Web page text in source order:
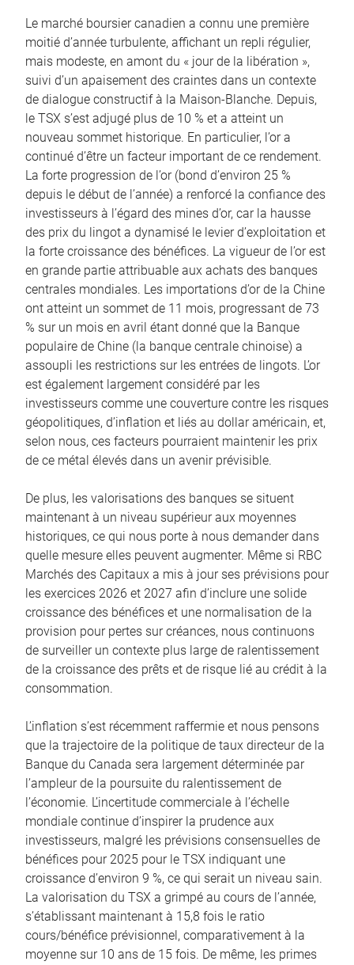
Le marché boursier canadien a connu une première
moitié d’année turbulente, affichant un repli régulier,
mais modeste, en amont du « jour de la libération »,
suivi d’un apaisement des craintes dans un contexte
de dialogue constructif à la Maison-Blanche. Depuis,
le TSX s’est adjugé plus de 10 % et a atteint un
nouveau sommet historique. En particulier, l’or a
continué d’être un facteur important de ce rendement.
La forte progression de l’or (bond d’environ 25 %
depuis le début de l’année) a renforcé la confiance des
investisseurs à l’égard des mines d’or, car la hausse
des prix du lingot a dynamisé le levier d’exploitation et
la forte croissance des bénéfices. La vigueur de l’or est
en grande partie attribuable aux achats des banques
centrales mondiales. Les importations d’or de la Chine
ont atteint un sommet de 11 mois, progressant de 73
% sur un mois en avril étant donné que la Banque
populaire de Chine (la banque centrale chinoise) a
assoupli les restrictions sur les entrées de lingots. L’or
est également largement considéré par les
investisseurs comme une couverture contre les risques
géopolitiques, d’inflation et liés au dollar américain, et,
selon nous, ces facteurs pourraient maintenir les prix
de ce métal élevés dans un avenir prévisible.
De plus, les valorisations des banques se situent
maintenant à un niveau supérieur aux moyennes
historiques, ce qui nous porte à nous demander dans
quelle mesure elles peuvent augmenter. Même si RBC
Marchés des Capitaux a mis à jour ses prévisions pour
les exercices 2026 et 2027 afin d’inclure une solide
croissance des bénéfices et une normalisation de la
provision pour pertes sur créances, nous continuons
de surveiller un contexte plus large de ralentissement
de la croissance des prêts et de risque lié au crédit à la
consommation.
L’inflation s’est récemment raffermie et nous pensons
que la trajectoire de la politique de taux directeur de la
Banque du Canada sera largement déterminée par
l’ampleur de la poursuite du ralentissement de
l’économie. L’incertitude commerciale à l’échelle
mondiale continue d’inspirer la prudence aux
investisseurs, malgré les prévisions consensuelles de
bénéfices pour 2025 pour le TSX indiquant une
croissance d’environ 9 %, ce qui serait un niveau sain.
La valorisation du TSX a grimpé au cours de l’année,
s’établissant maintenant à 15,8 fois le ratio
cours/bénéfice prévisionnel, comparativement à la
moyenne sur 10 ans de 15 fois. De même, les primes